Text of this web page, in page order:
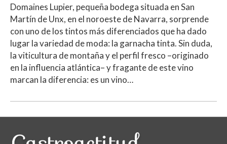
Domaines Lupier, pequeña bodega situada en San
Martín de Unx, en el noroeste de Navarra, sorprende
con uno de los tintos más diferenciados que ha dado
lugar la variedad de moda: la garnacha tinta. Sin duda,
la viticultura de montaña y el perfil fresco –originado
en la influencia atlántica– y fragante de este vino
marcan la diferencia: es un vino…